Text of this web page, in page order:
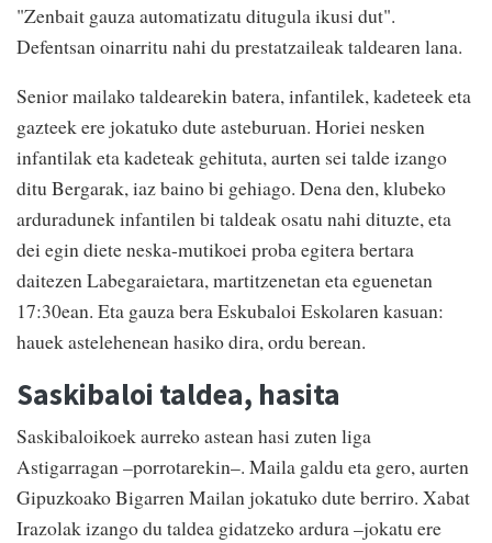
"Zenbait gauza automatizatu ditugula ikusi dut".
Defentsan oinarritu nahi du prestatzaileak taldearen lana.
Senior mailako taldearekin batera, infantilek, kadeteek eta
gazteek ere jokatuko dute asteburuan. Horiei nesken
infantilak eta kadeteak gehituta, aurten sei talde izango
ditu Bergarak, iaz baino bi gehiago. Dena den, klubeko
arduradunek infantilen bi taldeak osatu nahi dituzte, eta
dei egin diete neska-mutikoei proba egitera bertara
daitezen Labegaraietara, martitzenetan eta eguenetan
17:30ean. Eta gauza bera Eskubaloi Eskolaren kasuan:
hauek astelehenean hasiko dira, ordu berean.
Saskibaloi taldea, hasita
Saskibaloikoek aurreko astean hasi zuten liga
Astigarragan –porrotarekin–. Maila galdu eta gero, aurten
Gipuzkoako Bigarren Mailan jokatuko dute berriro. Xabat
Irazolak izango du taldea gidatzeko ardura –jokatu ere